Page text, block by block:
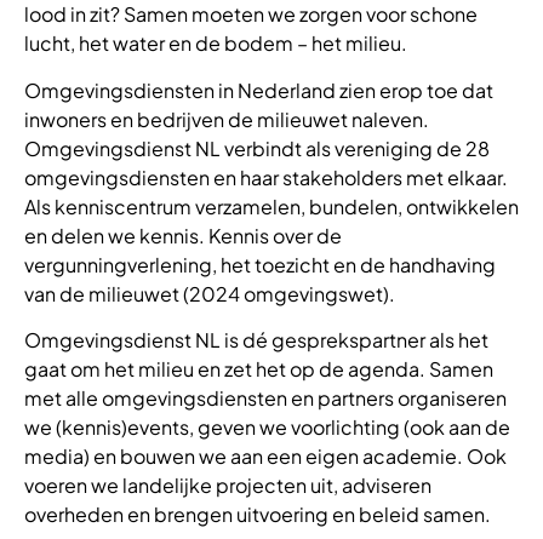
lood in zit? Samen moeten we zorgen voor schone
lucht, het water en de bodem – het milieu.
Omgevingsdiensten in Nederland zien erop toe dat
inwoners en bedrijven de milieuwet naleven.
Omgevingsdienst NL verbindt als vereniging de 28
omgevingsdiensten en haar stakeholders met elkaar.
Als kenniscentrum verzamelen, bundelen, ontwikkelen
en delen we kennis. Kennis over de
vergunningverlening, het toezicht en de handhaving
van de milieuwet (2024 omgevingswet).
Omgevingsdienst NL is dé gesprekspartner als het
gaat om het milieu en zet het op de agenda. Samen
met alle omgevingsdiensten en partners organiseren
we (kennis)events, geven we voorlichting (ook aan de
media) en bouwen we aan een eigen academie. Ook
voeren we landelijke projecten uit, adviseren
overheden en brengen uitvoering en beleid samen.